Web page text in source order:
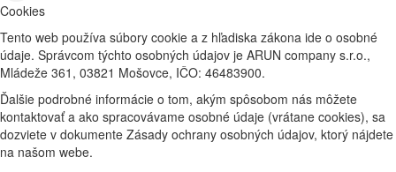
Cookies
Tento web používa súbory cookie a z hľadiska zákona ide o osobné
údaje. Správcom týchto osobných údajov je ARUN company s.r.o.,
Mládeže 361, 03821 Mošovce, IČO: 46483900.
Ďalšie podrobné informácie o tom, akým spôsobom nás môžete
kontaktovať a ako spracovávame osobné údaje (vrátane cookies), sa
dozviete v dokumente Zásady ochrany osobných údajov, ktorý nájdete
na našom webe.